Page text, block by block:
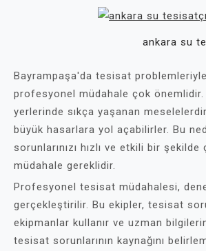
ankara su
Bayrampaşa'da tesisat
profesyonel müdahale çok
yerlerinde sıkça yaşanan
büyük hasarlara yol açabilirler. Bu
sorunlarınızı hızlı ve etkili bir
müdahale gereklidir.
Profesyonel tesisat müdahalesi,
gerçekleştirilir. Bu ekipler, tesisat
ekipmanlar kullanır ve uzman
tesisat sorunlarının kaynağını